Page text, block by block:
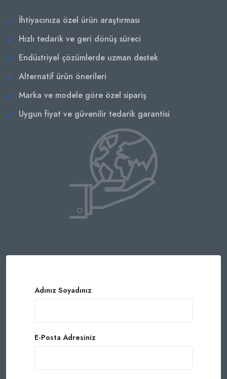
İhtiyacınıza özel ürün araştırması
Hızlı tedarik ve geri dönüş süreci
Endüstriyel çözümlerde uzman destek
Alternatif ürün önerileri
Marka ve modele göre özel sipariş
Uygun fiyat ve güvenilir tedarik garantisi
Adınız Soyadınız
E-Posta Adresiniz